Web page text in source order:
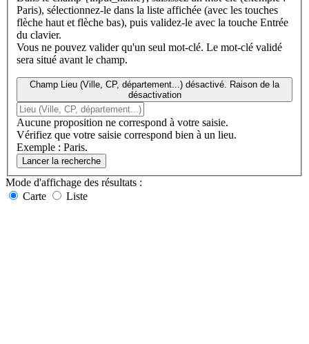
Paris), sélectionnez-le dans la liste affichée (avec les touches
flèche haut et flèche bas), puis validez-le avec la touche Entrée
du clavier.
Vous ne pouvez valider qu'un seul mot-clé. Le mot-clé validé
sera situé avant le champ.
Champ Lieu (Ville, CP, département...) désactivé. Raison de la
désactivation
Aucune proposition ne correspond à votre saisie.
Vérifiez que votre saisie correspond bien à un lieu.
Exemple : Paris.
Lancer la recherche
Mode d'affichage des résultats :
Carte
Liste